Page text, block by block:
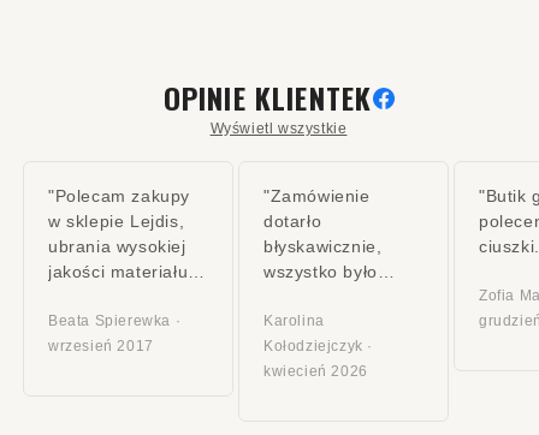
OPINIE KLIENTEK
Wyświetl wszystkie
"Polecam zakupy
w sklepie Lejdis,
ubrania wysokiej
jakości materiału,
obsługa. Szczerze
polecam, najlepszy
Beata Spierewka ·
wrzesień 2017
"Zamówienie
dotarło
błyskawicznie,
wszystko było
zapakowane"
Karolina
Kołodziejczyk ·
kwiecień 2026
"Butik
Zofia